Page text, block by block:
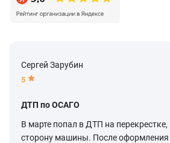
Сергей Зарубин
5
ДТП по ОСАГО
В марте попал в ДТП на
сторону машины. После оформления